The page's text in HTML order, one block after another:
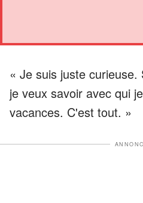
« Je suis juste
je veux savoir avec qui
vacances. C'est tout. »